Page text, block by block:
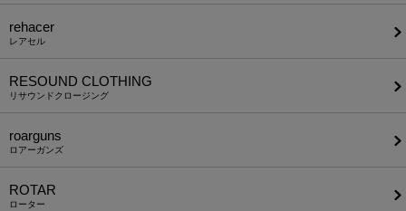
rehacer
レアセル
RESOUND CLOTHING
リサウンドクロージング
roarguns
ロアーガンズ
ROTAR
ローター